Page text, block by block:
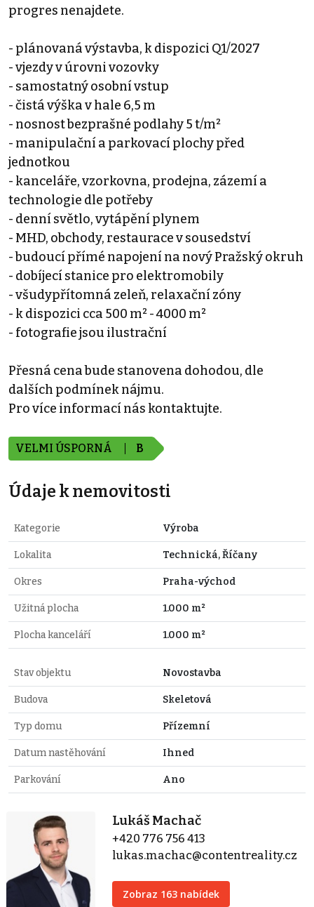
progres nenajdete.
- plánovaná výstavba, k dispozici Q1/2027
- vjezdy v úrovni vozovky
- samostatný osobní vstup
- čistá výška v hale 6,5 m
- nosnost bezprašné podlahy 5 t/m²
- manipulační a parkovací plochy před
jednotkou
- kanceláře, vzorkovna, prodejna, zázemí a
technologie dle potřeby
- denní světlo, vytápění plynem
- MHD, obchody, restaurace v sousedství
- budoucí přímé napojení na nový Pražský okruh
- dobíjecí stanice pro elektromobily
- všudypřítomná zeleň, relaxační zóny
- k dispozici cca 500 m² - 4000 m²
- fotografie jsou ilustrační
Přesná cena bude stanovena dohodou, dle
dalších podmínek nájmu.
Pro více informací nás kontaktujte.
VELMI ÚSPORNÁ B
Údaje k nemovitosti
Kategorie Výroba
Lokalita Technická, Říčany
Okres Praha-východ
Užitná plocha 1.000 m²
Plocha kanceláří 1.000 m²
Stav objektu Novostavba
Budova Skeletová
Typ domu Přízemní
Datum nastěhování Ihned
Parkování Ano
Lukáš Machač
+420 776 756 413
lukas.machac@contentreality.cz
Zobraz 163 nabídek